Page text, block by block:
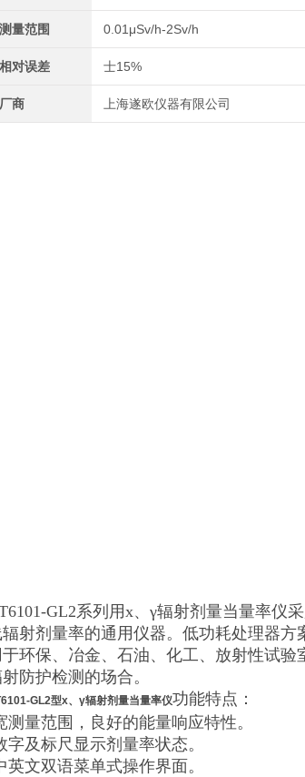
测量范围 0.01μSv/h-2Sv/h
相对误差 士15%
厂商 上海遂欧仪器有限公司
GL2系列用х、γ辐射剂量当量率仪
射剂量率的通用仪器。低功耗处理器
于环保、冶金、石油、化工、放射性试
防护检测的场合。
GL2型х、γ辐射剂量当量率仪功能特点：
测量范围，良好的能量响应特性。
字及标尺显示剂量率状态。
英文双语菜单式操作界面。